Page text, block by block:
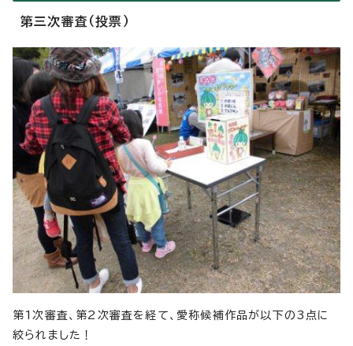
第三次審査（投票）
第1次審査、第2次審査を経て、愛称候補作品が以下の3点に
絞られました！